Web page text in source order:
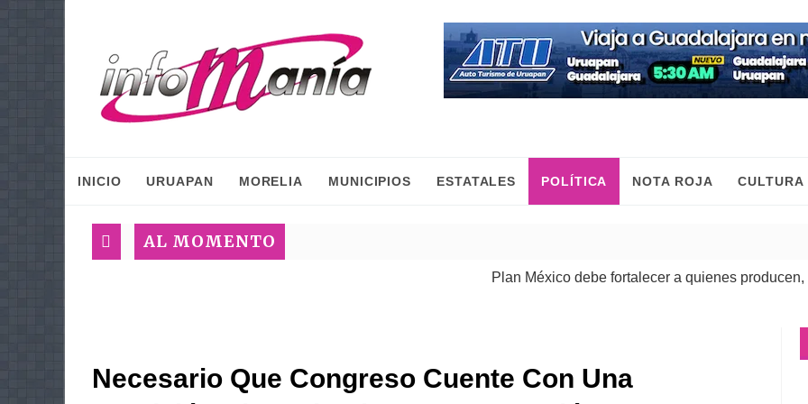
INICIO URUAPAN MORELIA MUNICIPIOS ESTATALES POLÍTICA NOTA ROJA CULTURA
AL MOMENTO
Plan México debe fortalecer a quienes producen,
Necesario Que Congreso Cuente Con Una